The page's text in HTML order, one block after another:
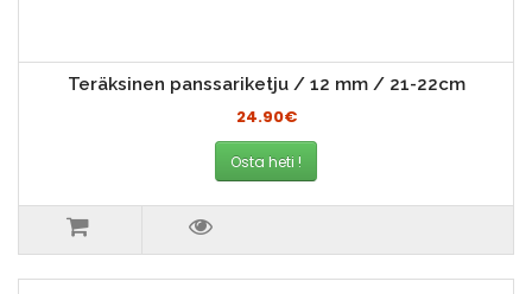
Teräksinen panssariketju / 12 mm / 21-22cm
24.90€
Osta heti !